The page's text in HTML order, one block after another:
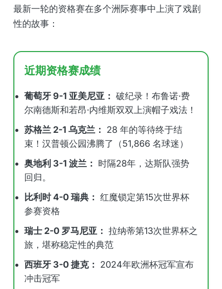
最新一轮的资格赛在多个洲际赛事中上演了戏剧
性的故事：
近期资格赛成绩
葡萄牙 9-1 亚美尼亚： 破纪录！布鲁诺·费
尔南德斯和若昂·内维斯双双上演帽子戏法！
苏格兰 2-1 乌克兰：
28 年的等待终于结
束！汉普顿公园沸腾了（51,866 名球迷）
奥地利 3-1 波兰：
时隔28年，达斯队强势
回归。
比利时 4-0 瑞典： 红魔锁定第15次世界杯
参赛资格
瑞士 2-0 罗马尼亚： 拉纳蒂第13次世界杯之
旅，堪称稳定性的典范
西班牙 3-0 捷克：
2024年欧洲杯冠军宣布
冲击冠军